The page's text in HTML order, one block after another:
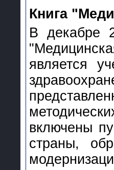
Книга
В декабре
является
включены
страны,